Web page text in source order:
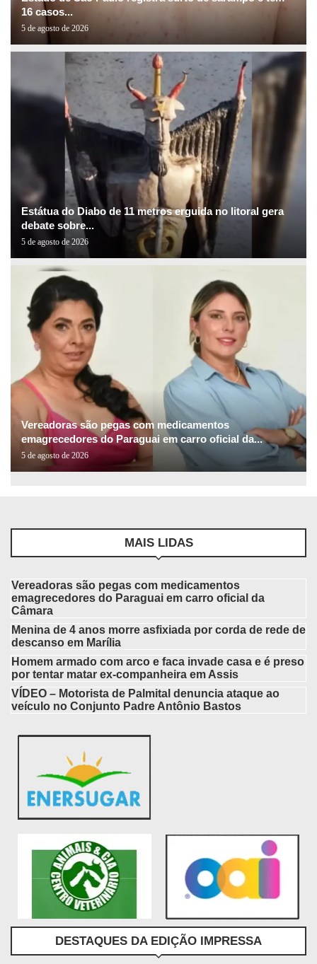
16 casos...
5 de agosto de 2026
Estátua do Diabo de 11 metros erguida no litoral gera
debate sobre...
5 de agosto de 2026
Vereadoras são pegas com medicamentos
emagrecedores do Paraguai em carro oficial da...
5 de agosto de 2026
MAIS LIDAS
Vereadoras são pegas com medicamentos
emagrecedores do Paraguai em carro oficial da
Câmara
Menina de 4 anos morre asfixiada por corda de rede de
descanso em Marília
Homem armado com arco e faca invade casa e é preso
por tentar matar ex-companheira em Assis
VÍDEO – Motorista de Palmital denuncia ataque ao
veículo no Conjunto Padre Antônio Bastos
DESTAQUES DA EDIÇÃO IMPRESSA